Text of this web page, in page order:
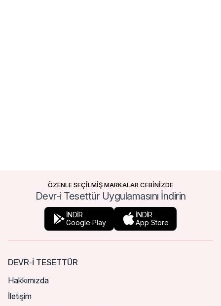
ÖZENLE SEÇİLMİŞ MARKALAR CEBİNİZDE
Devr-i Tesettür Uygulamasını İndirin
İNDİR
Google Play
İNDİR
App Store
DEVR-I TESETTÜR
Hakkımızda
İletişim